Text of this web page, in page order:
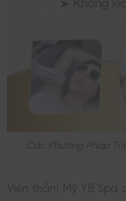
Các Phương Pháp
Viện thẩm Mỹ YB